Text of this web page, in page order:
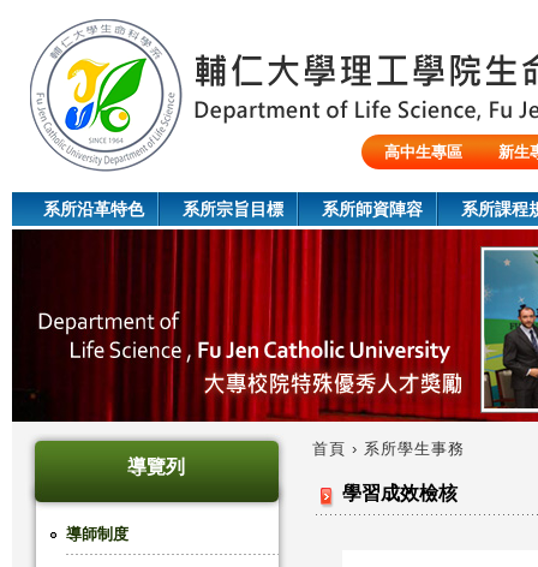
高中生專區
新生
系所沿革特色 系所宗旨目標 系所師資陣容 系所課程
導覽列
導師制度
您
首頁 › 系所學生事務
學習成效檢核